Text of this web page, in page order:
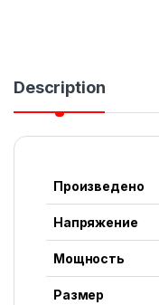
Description
Произведено
Напряжение
Мощность
Размер